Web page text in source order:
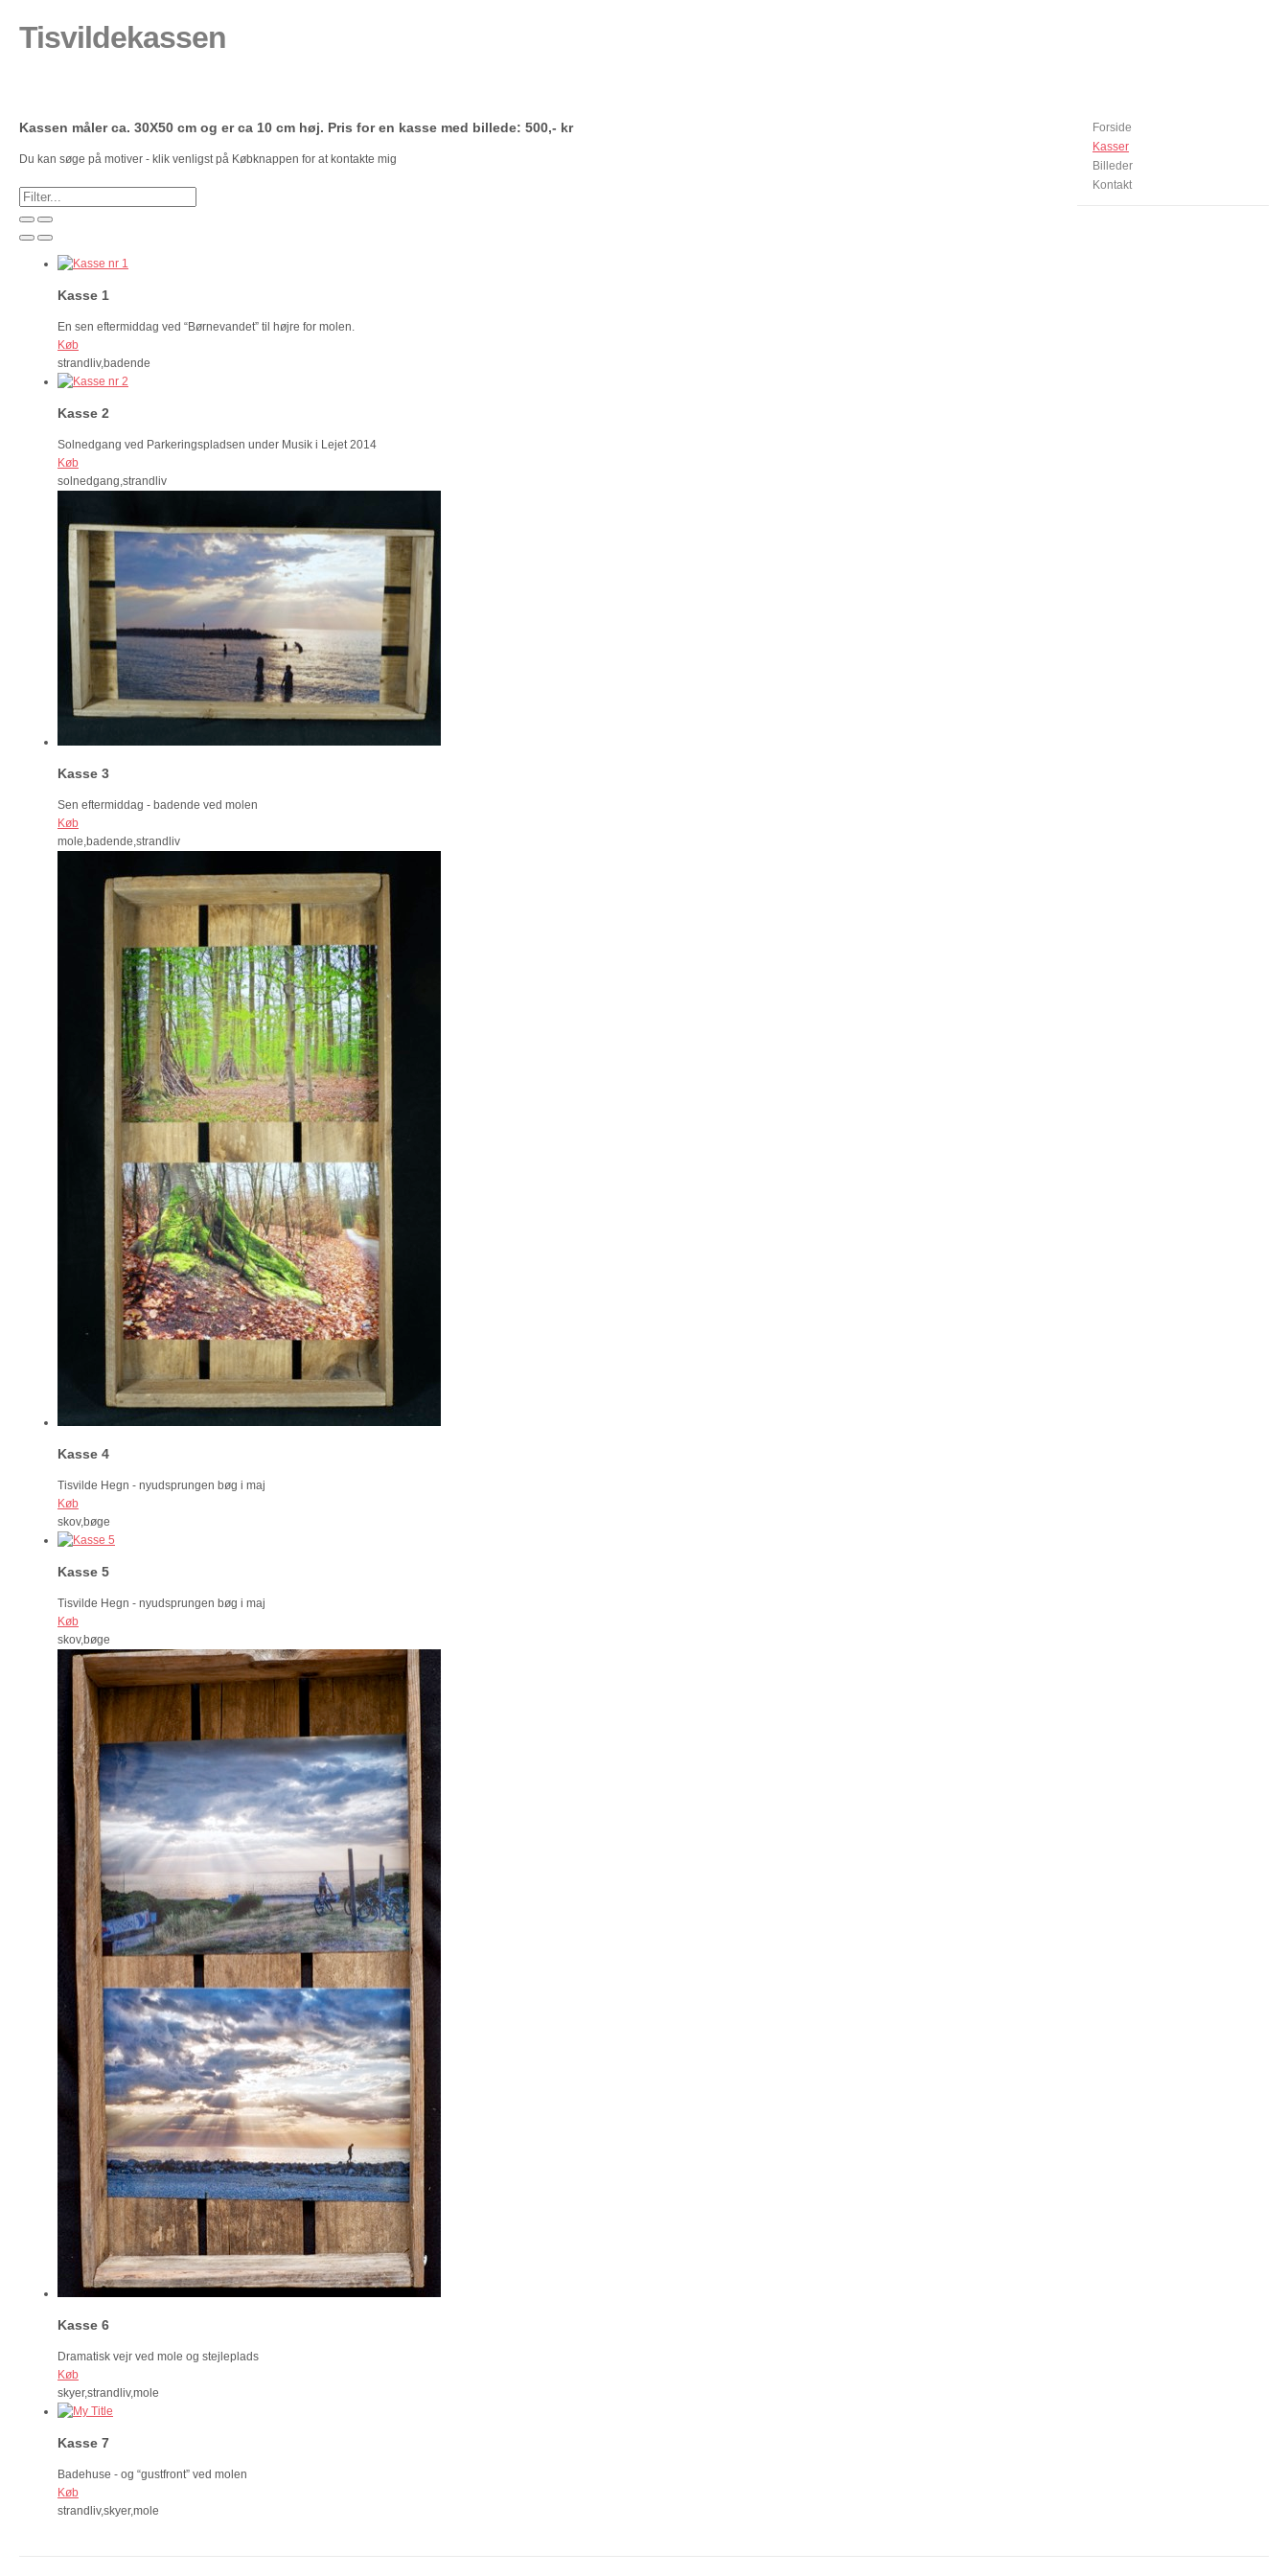
Tisvildekassen
Forside
Kasser
Billeder
Kontakt
Kassen måler ca. 30X50 cm og er ca 10 cm høj. Pris for en kasse med billede: 500,- kr
Du kan søge på motiver - klik venligst på Købknappen for at kontakte mig
Kasse 1
En sen eftermiddag ved “Børnevandet” til højre for molen.
Køb
strandliv,badende
Kasse 2
Solnedgang ved Parkeringspladsen under Musik i Lejet 2014
Køb
solnedgang,strandliv
Kasse 3
Sen eftermiddag - badende ved molen
Køb
mole,badende,strandliv
Kasse 4
Tisvilde Hegn - nyudsprungen bøg i maj
Køb
skov,bøge
Kasse 5
Tisvilde Hegn - nyudsprungen bøg i maj
Køb
skov,bøge
Kasse 6
Dramatisk vejr ved mole og stejleplads
Køb
skyer,strandliv,mole
Kasse 7
Badehuse - og “gustfront” ved molen
Køb
strandliv,skyer,mole